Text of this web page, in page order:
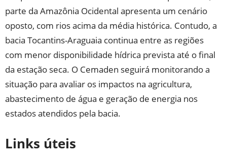
parte da Amazônia Ocidental apresenta um cenário
oposto, com rios acima da média histórica. Contudo, a
bacia Tocantins-Araguaia continua entre as regiões
com menor disponibilidade hídrica prevista até o final
da estação seca. O Cemaden seguirá monitorando a
situação para avaliar os impactos na agricultura,
abastecimento de água e geração de energia nos
estados atendidos pela bacia.
Links úteis